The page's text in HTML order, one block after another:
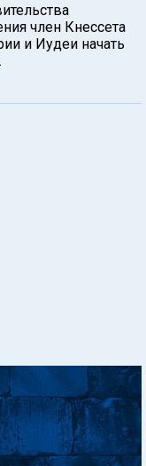
член Кнессета
и Иудеи начать